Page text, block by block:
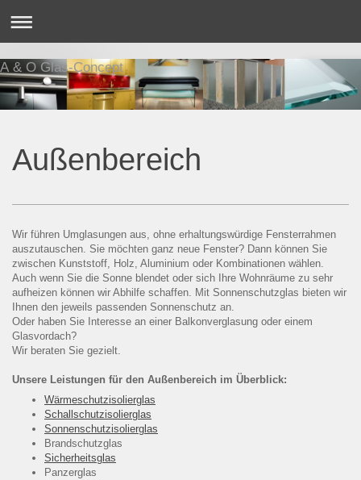
A & O Glas-Concept
Außenbereich
Wir führen Umglasungen aus, ohne erhaltungswürdige Fensterrahmen
auszutauschen. Sie möchten ganz neue Fenster? Dann können Sie
zwischen Kunststoff, Holz, Aluminium oder Kombinationen wählen.
Auch wenn Sie die Sonne blendet oder sich Ihre Wohnräume zu sehr
aufheizen können wir Abhilfe schaffen. Mit Sonnenschutzglas bieten wir
Ihnen den jeweils passenden Sonnenschutz an.
Oder haben Sie Interesse an einer Balkonverglasung oder einem
Glasvordach?
Wir beraten Sie gezielt.
Unsere Leistungen für den Außenbereich im Überblick:
Wärmeschutzisolierglas
Schallschutzisolierglas
Sonnenschutzisolierglas
Brandschutzglas
Sicherheitsglas
Panzerglas